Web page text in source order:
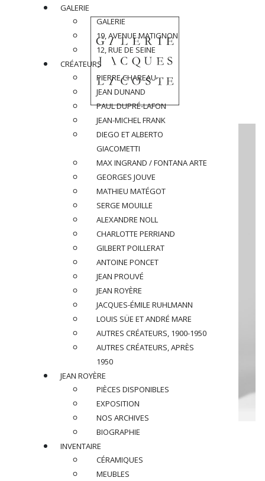
Eugène BERMAN (1899-1972)
Paravent, circa 1940
GALERIE
GALERIE
19, AVENUE MATIGNON
12, RUE DE SEINE
CRÉATEURS
PIERRE CHAREAU
JEAN DUNAND
PAUL DUPRÉ-LAFON
JEAN-MICHEL FRANK
DIEGO ET ALBERTO
GIACOMETTI
MAX INGRAND / FONTANA ARTE
GEORGES JOUVE
MATHIEU MATÉGOT
SERGE MOUILLE
ALEXANDRE NOLL
CHARLOTTE PERRIAND
GILBERT POILLERAT
ANTOINE PONCET
JEAN PROUVÉ
JEAN ROYÈRE
JACQUES-ÉMILE RUHLMANN
LOUIS SÜE ET ANDRÉ MARE
AUTRES CRÉATEURS, 1900-1950
AUTRES CRÉATEURS, APRÈS
1950
JEAN ROYÈRE
PIÈCES DISPONIBLES
EXPOSITION
NOS ARCHIVES
BIOGRAPHIE
INVENTAIRE
CÉRAMIQUES
MEUBLES